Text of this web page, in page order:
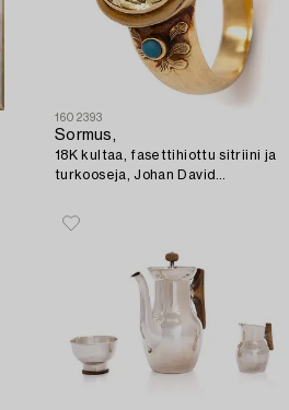
1602393
Sormus,
18K kultaa, fasettihiottu sitriini ja
turkooseja, Johan David
Heinola.